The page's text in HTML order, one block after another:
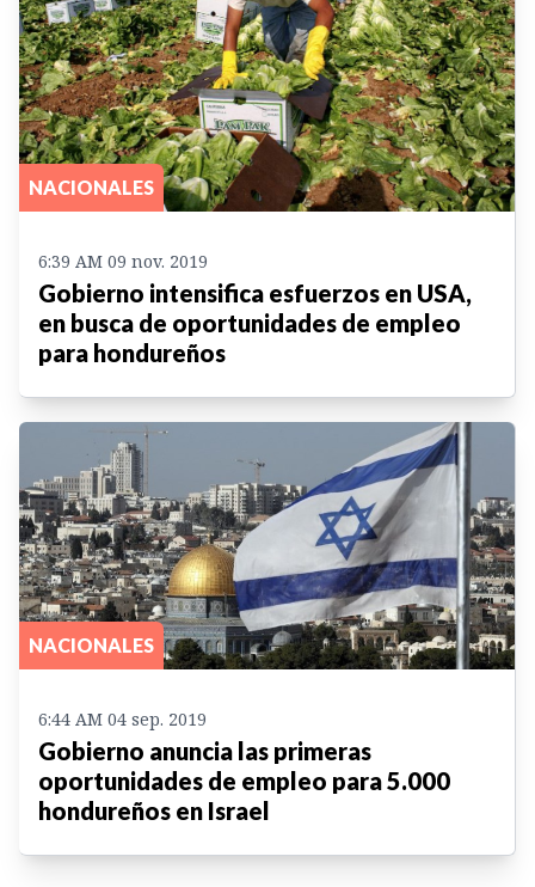
NACIONALES
6:39 AM 09 nov. 2019
Gobierno intensifica esfuerzos en USA,
en busca de oportunidades de empleo
para hondureños
NACIONALES
6:44 AM 04 sep. 2019
Gobierno anuncia las primeras
oportunidades de empleo para 5.000
hondureños en Israel